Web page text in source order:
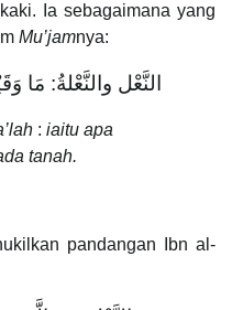
Ia sebagaimana yang
Mu’jamnya:
النَّعْل والنَّعْلةُ:
: iaitu apa
tanah.
pandangan Ibn al-